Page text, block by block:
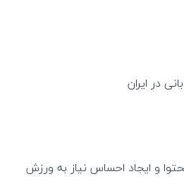
در ایران
و ایجاد احساس نیاز به ورزش